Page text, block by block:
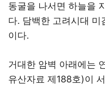
동굴을 나서면 하늘을
다. 담백한 고려시대
이다.
거대한 암벽 아래에는
유산자료 제188호)이